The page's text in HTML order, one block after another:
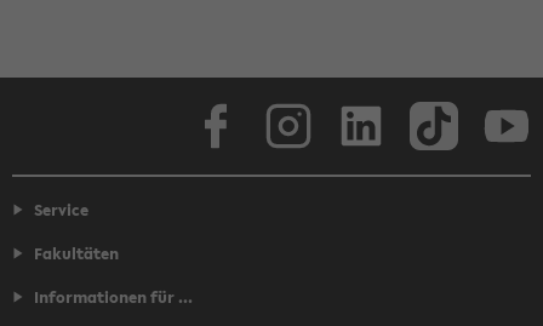
Service
Fakultäten
Informationen für ...